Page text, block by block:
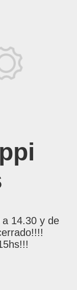
14.30 y de